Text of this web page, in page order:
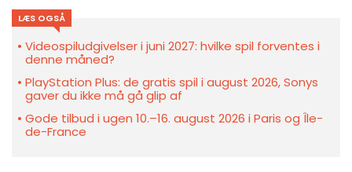
LÆS OGSÅ
Videospiludgivelser i juni 2027: hvilke spil forventes i
denne måned?
PlayStation Plus: de gratis spil i august 2026, Sonys
gaver du ikke må gå glip af
Gode tilbud i ugen 10.–16. august 2026 i Paris og Île-
de-France